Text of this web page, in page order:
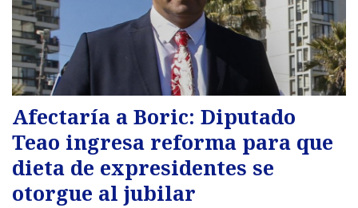
Afectaría a Boric: Diputado
Teao ingresa reforma para que
dieta de expresidentes se
otorgue al jubilar